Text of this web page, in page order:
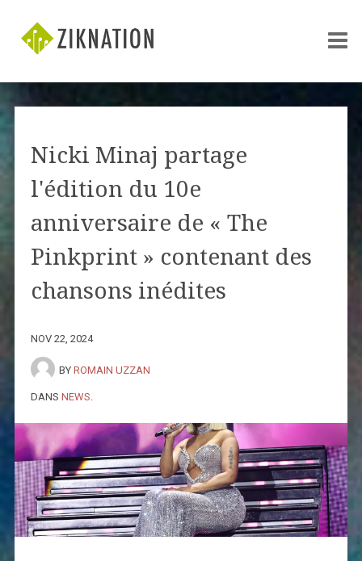
Nicki Minaj partage
l'édition du 10e
anniversaire de « The
Pinkprint » contenant des
chansons inédites
NOV 22, 2024
BY ROMAIN UZZAN
DANS NEWS